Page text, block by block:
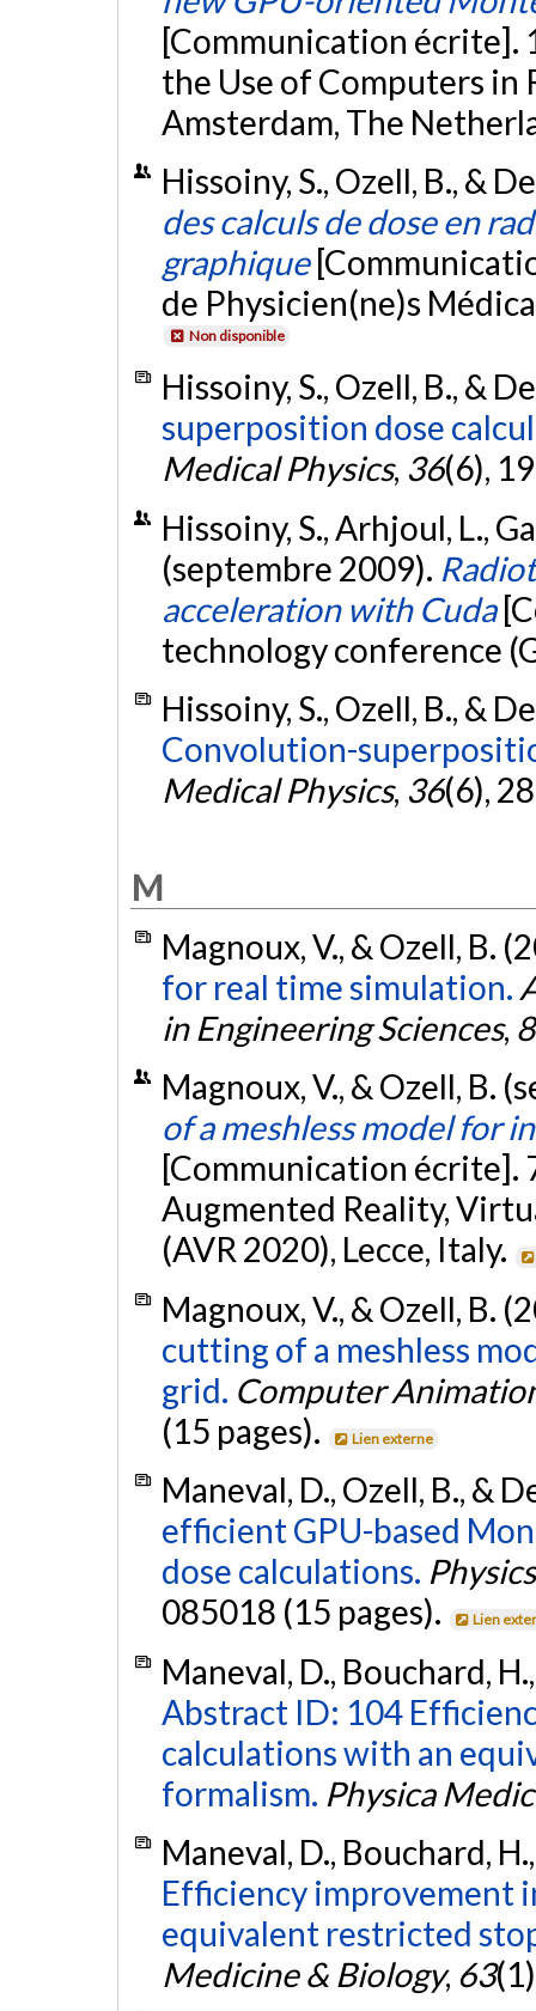
[Communication
the Use of Computers in
Amsterdam, The
Hissoiny, S., Ozell, B., &
des calculs de dose en
graphique
de Physicien(ne)s
Non disponible
Hissoiny, S., Ozell, B., &
superposition dose
Medical Physics, 36(6),
Hissoiny, S., Arhjoul, L.,
(septembre 2009).
acceleration with Cuda
technology conference
Hissoiny, S., Ozell, B., &
Convolution-
Medical Physics, 36(6),
M
Magnoux, V., & Ozell, B.
for real time simulation.
in Engineering Sciences, 8
Magnoux, V., & Ozell, B.
of a meshless model for
[Communication
Augmented Reality,
(AVR 2020), Lecce, Italy.
Magnoux, V., & Ozell, B.
cutting of a meshless
grid. Computer
(15 pages).
Lien externe
Maneval, D., Ozell, B., &
efficient GPU-based
dose calculations.
085018 (15 pages).
Lien
Maneval, D., Bouchard,
Abstract ID: 104
calculations with an
formalism. Physica
Maneval, D., Bouchard,
Efficiency improvement
equivalent restricted
Medicine & Biology, 63